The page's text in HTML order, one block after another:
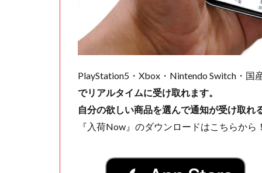
PlayStation5・Xbox・Nintendo Switch・国
でリアルタイムに受け取れます。
自分の欲しい商品を選んで通知が受け取れ
『入荷Now』のダウンロードはこちらから